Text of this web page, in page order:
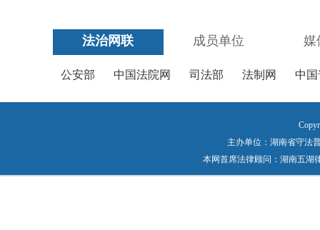
法治网联 成员单位 媒
公安部 中国法院网 司法部 法制网 中
主办单位：湖南省守法
本网首席法律顾问：湖南五湖